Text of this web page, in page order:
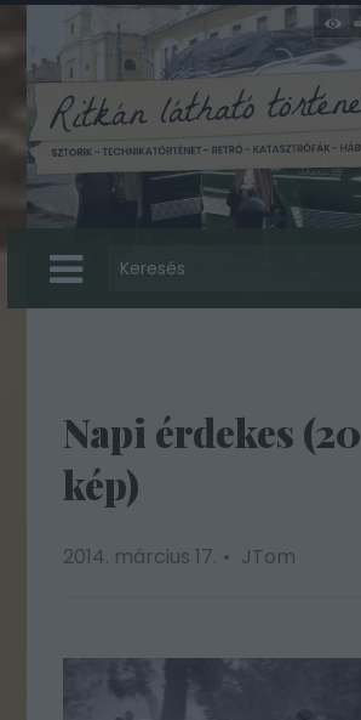
Napi érdekes (20
kép)
2014. március 17. JTom